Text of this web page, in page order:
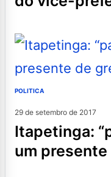
POLITICA
29 de setembro de 2017
itapetinga: “pacote da maldade”
um